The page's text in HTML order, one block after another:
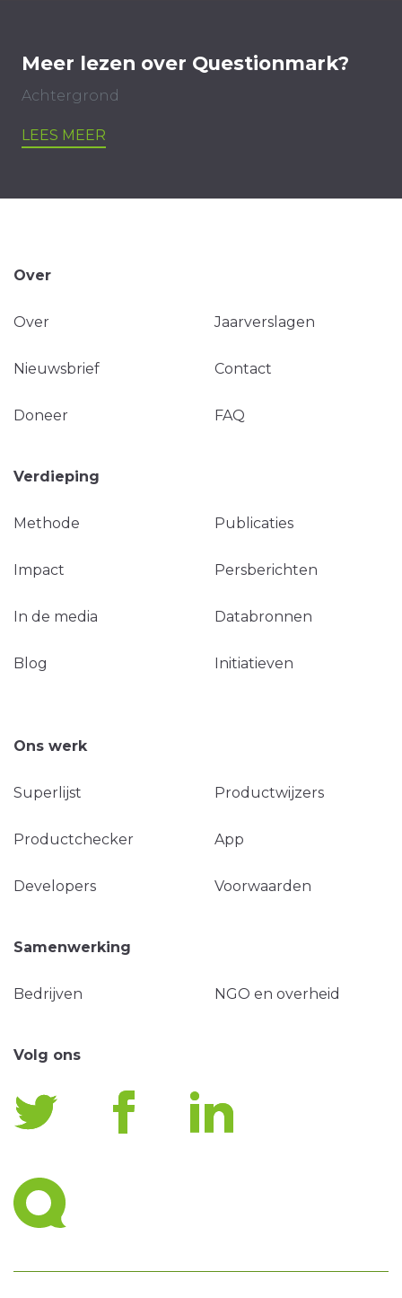
Meer lezen over Questionmark?
Achtergrond
LEES MEER
Over
Over Jaarverslagen
Nieuwsbrief Contact
Doneer FAQ
Verdieping
Methode Publicaties
Impact Persberichten
In de media Databronnen
Blog Initiatieven
Ons werk
Superlijst Productwijzers
Productchecker App
Developers Voorwaarden
Samenwerking
Bedrijven NGO en overheid
Volg ons